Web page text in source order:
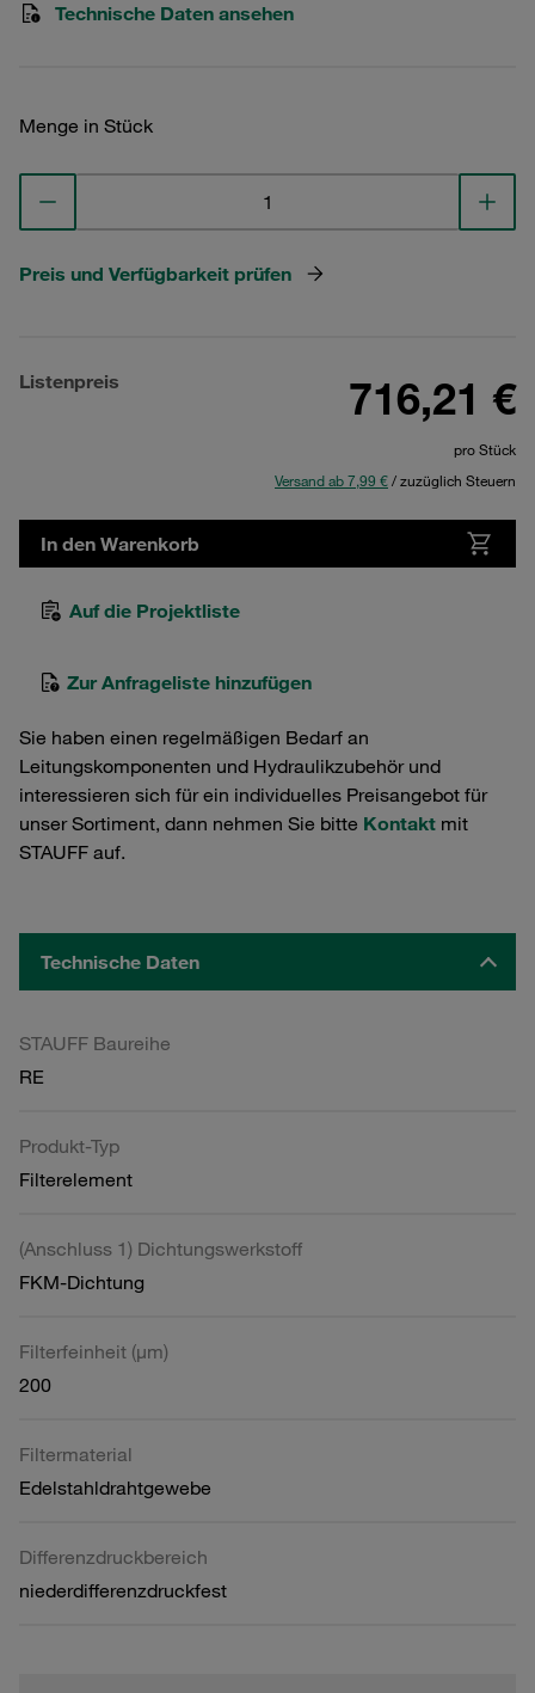
Technische Daten ansehen
Menge in Stück
Preis und Verfügbarkeit prüfen
Listenpreis 716,21 €
pro Stück
Versand ab 7,99 €/ zuzüglich Steuern
In den Warenkorb
Auf die Projektliste
Zur Anfrageliste hinzufügen
Sie haben einen regelmäßigen Bedarf an
Leitungskomponenten und Hydraulikzubehör und
interessieren sich für ein individuelles Preisangebot für
unser Sortiment, dann nehmen Sie bitte Kontakt mit
STAUFF auf.
Technische Daten
STAUFF Baureihe
RE
Produkt-Typ
Filterelement
(Anschluss 1) Dichtungswerkstoff
FKM-Dichtung
Filterfeinheit (µm)
200
Filtermaterial
Edelstahldrahtgewebe
Differenzdruckbereich
niederdifferenzdruckfest